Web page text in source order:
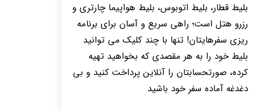
بلیط قطار، بلیط اتوبوس، بلیط هواپیما چارتری و
رزرو هتل است؛ راهی سریع و آسان برای برنامه
ریزی سفرهایتان! تنها با چند کلیک می توانید
بلیط خود را به هر مقصدی که بخواهید تهیه
کرده، صورتحسابتان را آنلاین پرداخت کنید و بی
دغدغه آماده سفر خود باشید